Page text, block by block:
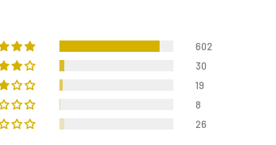
602
30
19
8
26